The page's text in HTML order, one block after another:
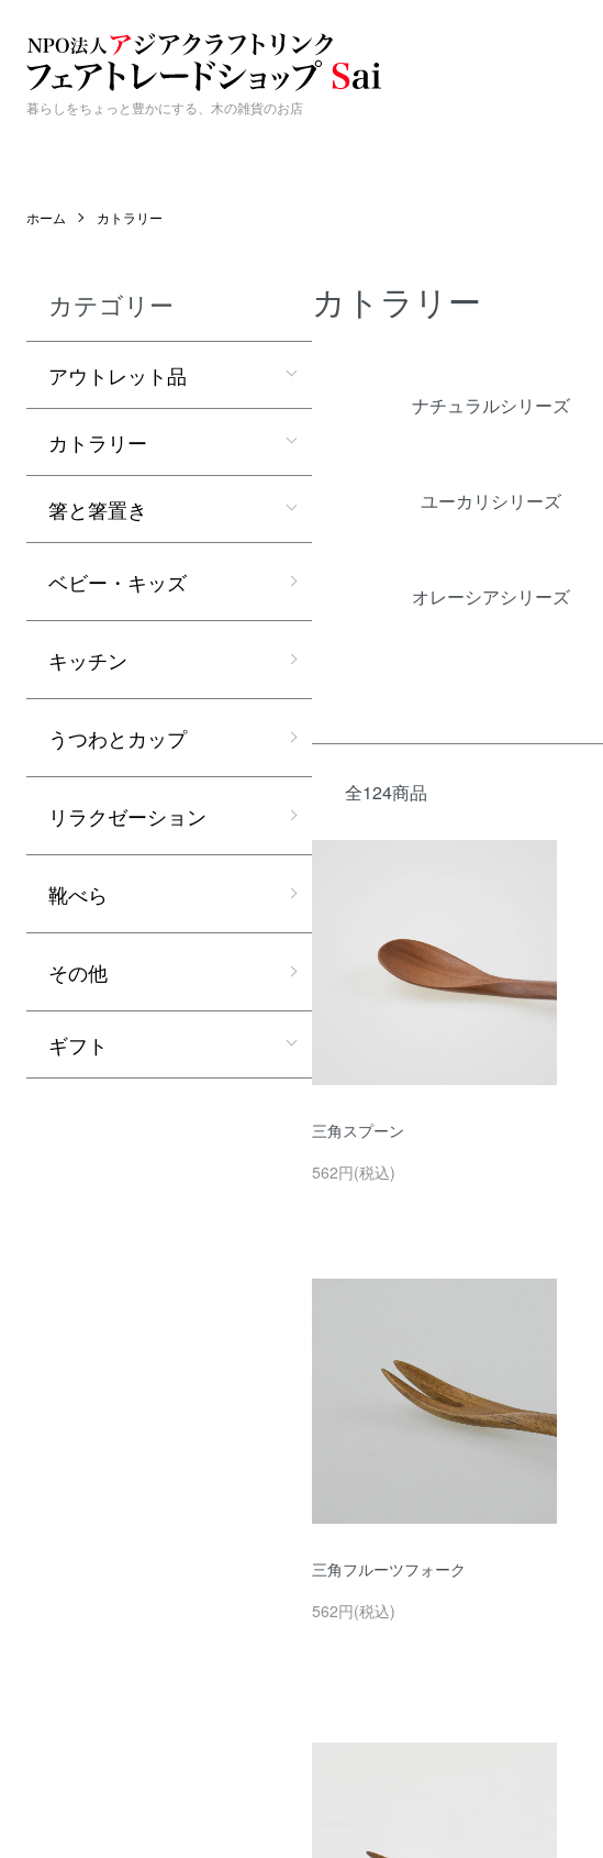
暮らしをちょっと豊かにする、木の雑貨のお店
ホーム カトラリー
カトラリー
ナチュラルシリーズ
ユーカリシリーズ
オレーシアシリーズ
全124商品
三角スプーン
562円(税込)
三角フルーツフォーク
562円(税込)
カテゴリー
アウトレット品
カトラリー
箸と箸置き
ベビー・キッズ
キッチン
うつわとカップ
リラクゼーション
靴べら
その他
ギフト